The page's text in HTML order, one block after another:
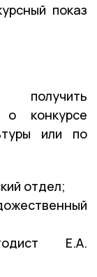
показ
о конкурсе
или по
отдел;
Е.А.